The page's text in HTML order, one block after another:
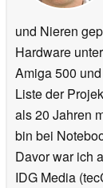
und Nieren
Hardware
Amiga 500
Liste der
als 20 Jahren
bin bei
Davor war ich
IDG Media